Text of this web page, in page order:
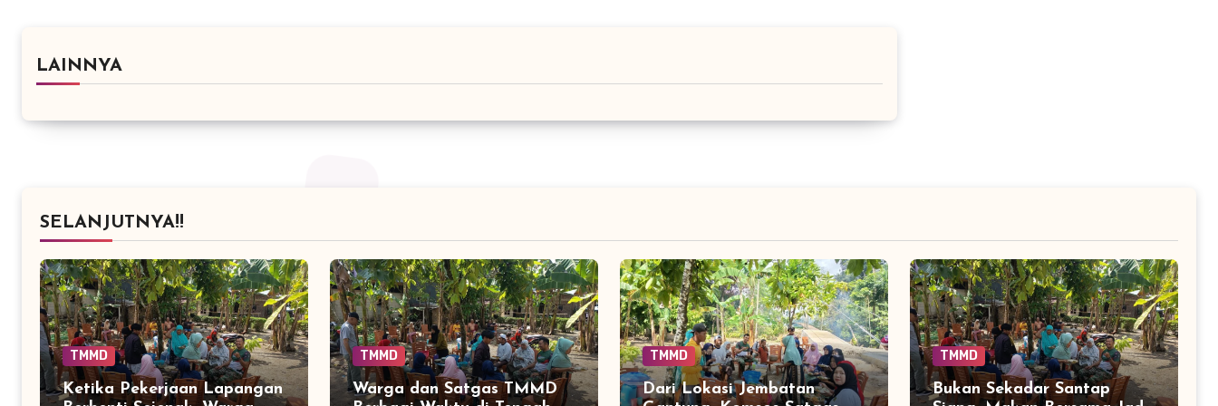
LAINNYA
SELANJUTNYA!!
TMMD
Ketika Pekerjaan Lapangan
TMMD
Warga dan Satgas TMMD
TMMD
Dari Lokasi Jembatan
TMMD
Bukan Sekadar Santap